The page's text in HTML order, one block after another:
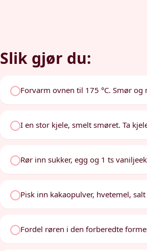
Slik gjør du:
Forvarm ovnen til 175 °C. Smør
I en stor kjele, smelt smøret. Ta
Rør inn sukker, egg og 1 ts
Pisk inn kakaopulver, hvetemel,
Fordel røren i den forberedte